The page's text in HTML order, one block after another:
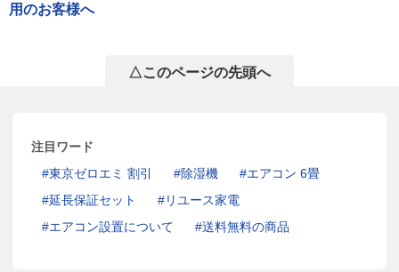
用のお客様へ
△このページの先頭へ
注目ワード
東京ゼロエミ 割引
除湿機
エアコン 6畳
延長保証セット
リユース家電
エアコン設置について
送料無料の商品